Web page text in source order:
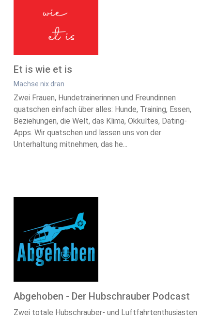
Et is wie et is
Machse nix dran
Zwei Frauen, Hundetrainerinnen und Freundinnen
quatschen einfach über alles: Hunde, Training, Essen,
Beziehungen, die Welt, das Klima, Okkultes, Dating-
Apps. Wir quatschen und lassen uns von der
Unterhaltung mitnehmen, das he...
Abgehoben - Der Hubschrauber Podcast
Zwei totale Hubschrauber- und Luftfahrtenthusiasten